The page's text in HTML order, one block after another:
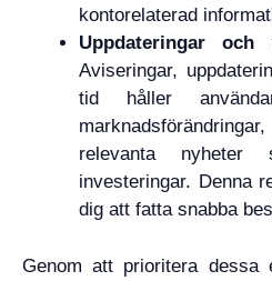
kontorelaterad
Uppdateringar
Aviseringar,
tid håller
relevanta nyheter
investeringar. Denna
dig att fatta snabba
Genom att prioritera dessa